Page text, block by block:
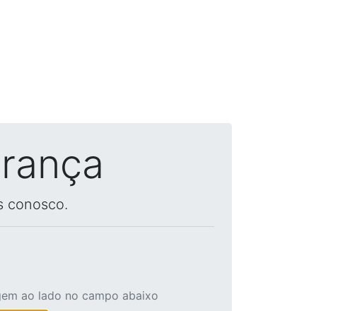
conosco.
ao lado no campo abaixo